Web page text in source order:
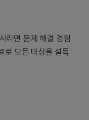
라면 문제 해결 경험
로 모든 대상을 설득